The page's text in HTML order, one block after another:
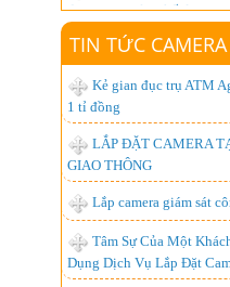
CHẤT LƯỢNG NHẤT
Lắp đặt camera giá
nhất ?
Hơn 1.000 khách hàng
người tiêu dùng thông
Lắp đặt camera quan
được qua mạng từ xa
Chuyên Lắp đặt
- chất lượng nhất
Lắp đặt camera quan
TIN TỨC CAMERA
Kẻ gian đục trụ ATM
1 tỉ đồng
LẮP ĐẶT CAMERA
GIAO THÔNG
Lắp camera giám sát
Tâm Sự Của Một
Dụng Dịch Vụ Lắp Đặt